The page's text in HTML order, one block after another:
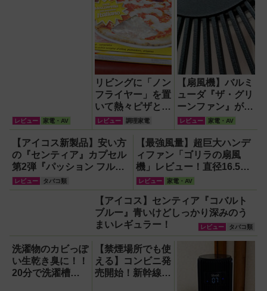
レビュー 家電・AV
リビングに「ノン
フライヤー」を置
いて熱々ピザとフ
ィッシュ＆チップ
ス三昧！
レビュー 調理家電
【扇風機】バルミ
ューダ『ザ・グリ
ーンファン』が再
現する自然の風が
徹底している！
レビュー 家電・AV
【アイコス新製品】安い方
の『センティア』カプセル
第2弾『パッション フルー
ツ カプセル』で喫煙所にリ
ゾート感を！
レビュー タバコ類
【最強風量】超巨大ハンデ
ィファン「ゴリラの扇風
機」レビュー！直径16.5cm
の巨大ファンで想像以上の
涼しさを体感
レビュー 家電・AV
【アイコス】センティア『コバルト
ブルー』青いけどしっかり深みのう
まいレギュラー！
レビュー タバコ類
洗濯物のカビっぽ
い生乾き臭に！！
20分で洗濯槽大
【禁煙場所でも使
える】コンビニ発
売開始！新幹線、